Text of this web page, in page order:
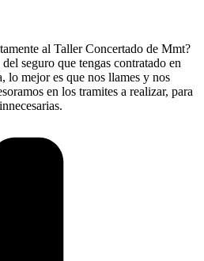
al Taller Concertado de Mmt?
seguro que tengas contratado en
lo mejor es que nos llames y nos
en los tramites a realizar, para